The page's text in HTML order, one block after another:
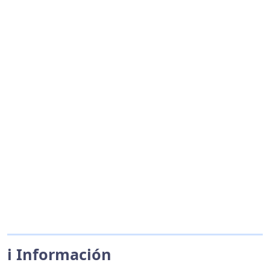
ℹ️ Información